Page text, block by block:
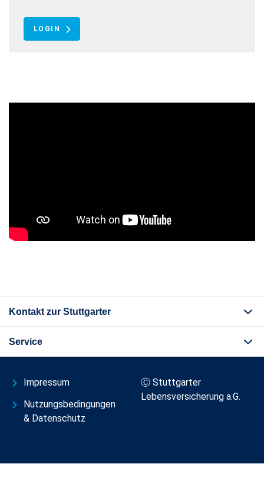
LOGIN
Kontakt zur Stuttgarter
Service
Impressum
Nutzungsbedingungen
& Datenschutz
Ⓒ Stuttgarter
Lebensversicherung a.G.